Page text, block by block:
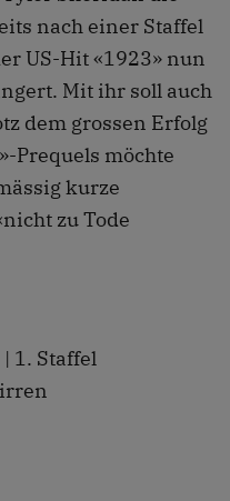
nach einer Staffel
US-Hit «1923» nun
Mit ihr soll auch
dem grossen Erfolg
Prequels möchte
kurze
zu Tode
1. Staffel